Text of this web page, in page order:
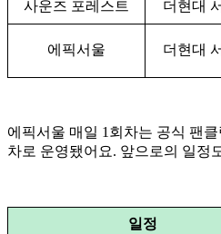
사운즈 포레스트 더현대
에픽서울 더현대
에픽서울 매일 1회차는 공식 팬클
차로 운영됐어요. 앞으로의 일정
일정